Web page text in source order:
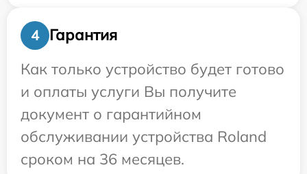
4
Гарантия
Как только устройство будет готово
и оплаты услуги Вы получите
документ о гарантийном
обслуживании устройства Roland
сроком на 36 месяцев.